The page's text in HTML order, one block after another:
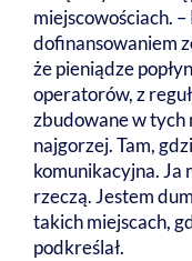
miejscowościach.
dofinansowaniem
że pieniądze
operatorów, z
zbudowane w tych
najgorzej. Tam,
komunikacyjna. Ja
rzeczą. Jestem
takich miejscach,
podkreślał.